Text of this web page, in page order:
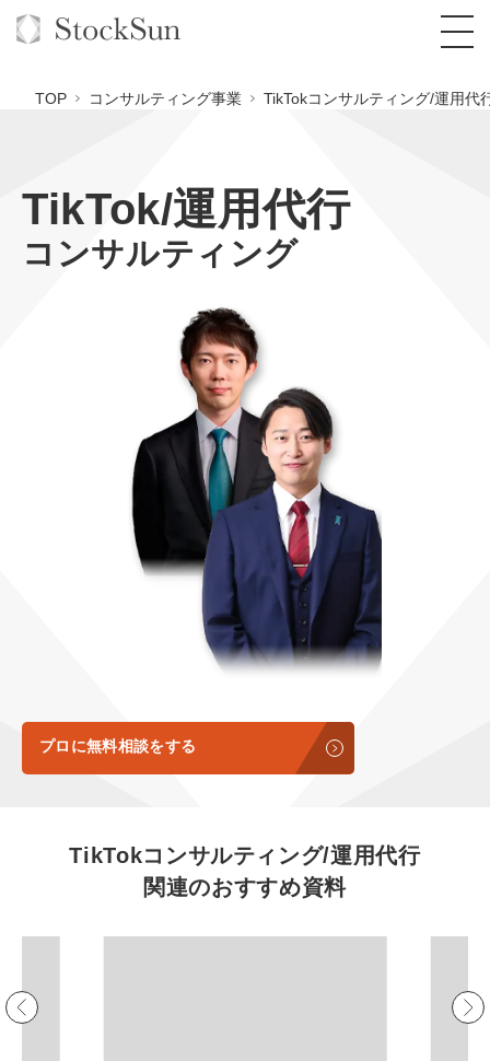
オーダーメイド支援
TOP
BPO支援
定額制営業代行『カリトルくん』
定額制採用代行・RPO『トルトルくん』
営業改善特化の動画制作『動画でカリトルく
定額LINE運用代行『LINEマキトルくん』
格安でAI導入支援『あいのりAI』
拡散付1日密着動画制作『まるごと社長』
1本無料で記事を制作『SEOトライアル』
定額制LP制作・改善『最強LP』
採用YouTubeチャンネル構築『トリトル』
YouTubeディレクター
会社概要・役員紹介
ミッション・ビジョン・バリュー
代表メッセージ（岩野圭佑）
認定パートナー
正社員
TOP コンサルティング事業 TikTokコンサルティング/運用代
TikTok/運用代行
コンサルティング
プロに無料相談をする
TikTokコンサルティング/運用代行
関連のおすすめ資料